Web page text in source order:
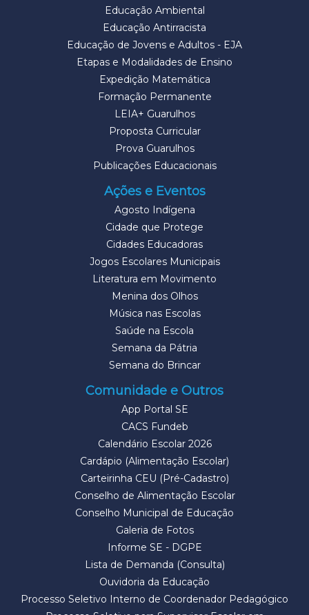
Educação Ambiental
Educação Antirracista
Educação de Jovens e Adultos - EJA
Etapas e Modalidades de Ensino
Expedição Matemática
Formação Permanente
LEIA+ Guarulhos
Proposta Curricular
Prova Guarulhos
Publicações Educacionais
Ações e Eventos
Agosto Indígena
Cidade que Protege
Cidades Educadoras
Jogos Escolares Municipais
Literatura em Movimento
Menina dos Olhos
Música nas Escolas
Saúde na Escola
Semana da Pátria
Semana do Brincar
Comunidade e Outros
App Portal SE
CACS Fundeb
Calendário Escolar 2026
Cardápio (Alimentação Escolar)
Carteirinha CEU (Pré-Cadastro)
Conselho de Alimentação Escolar
Conselho Municipal de Educação
Galeria de Fotos
Informe SE - DGPE
Lista de Demanda (Consulta)
Ouvidoria da Educação
Processo Seletivo Interno de Coordenador Pedagógico